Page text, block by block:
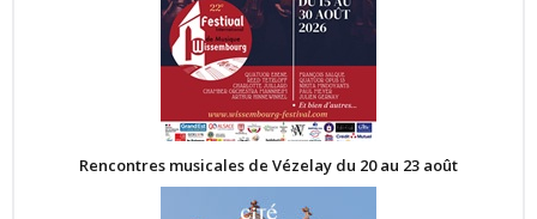
Rencontres musicales de Vézelay du 20 au 23 août